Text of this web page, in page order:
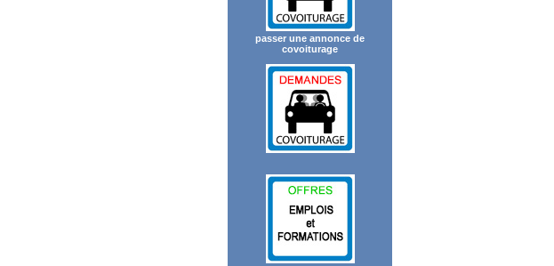
passer une annonce de
covoiturage